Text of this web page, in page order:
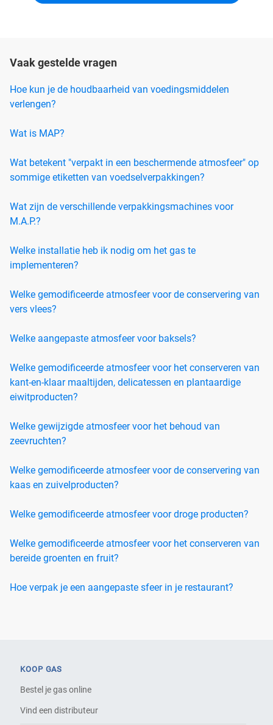
Vaak gestelde vragen
Hoe kun je de houdbaarheid van voedingsmiddelen
verlengen?
Wat is MAP?
Wat betekent "verpakt in een beschermende atmosfeer" op
sommige etiketten van voedselverpakkingen?
Wat zijn de verschillende verpakkingsmachines voor
M.A.P.?
Welke installatie heb ik nodig om het gas te
implementeren?
Welke gemodificeerde atmosfeer voor de conservering van
vers vlees?
Welke aangepaste atmosfeer voor baksels?
Welke gemodificeerde atmosfeer voor het conserveren van
kant-en-klaar maaltijden, delicatessen en plantaardige
eiwitproducten?
Welke gewijzigde atmosfeer voor het behoud van
zeevruchten?
Welke gemodificeerde atmosfeer voor de conservering van
kaas en zuivelproducten?
Welke gemodificeerde atmosfeer voor droge producten?
Welke gemodificeerde atmosfeer voor het conserveren van
bereide groenten en fruit?
Hoe verpak je een aangepaste sfeer in je restaurant?
KOOP GAS
Bestel je gas online
Vind een distributeur